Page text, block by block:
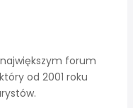
forum
od 2001 roku